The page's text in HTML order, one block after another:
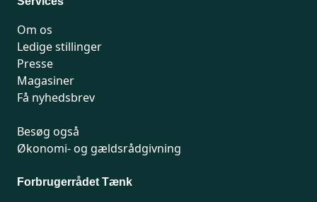
Om os
Ledige stillinger
Presse
Magasiner
Få nyhedsbrev
Besøg også
Økonomi- og gældsrådgivning
Forbrugerrådet Tænk